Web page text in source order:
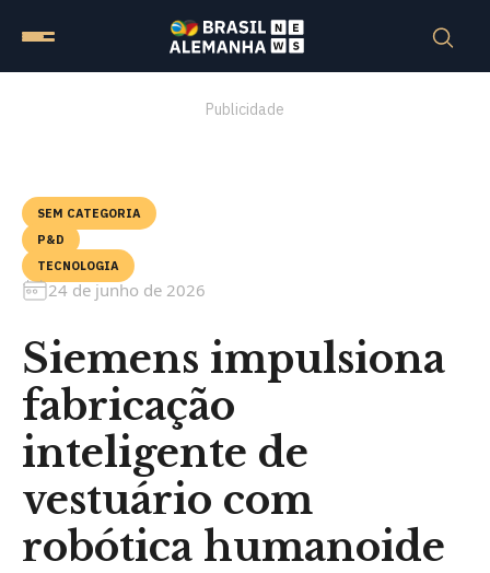
Publicidade
SEM CATEGORIA
P&D
TECNOLOGIA
24 de junho de 2026
Siemens impulsiona
fabricação
inteligente de
vestuário com
robótica humanoide